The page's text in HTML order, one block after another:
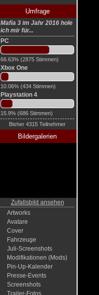
Umfrage
Mafia 3 im Jahr 2016 hole
ich mir für...
PC
66.63% (2875 Stimmen)
Xbox One
10.06% (434 Stimmen)
Playstation 4
15.9% (686 Stimmen)
Bisher 4315 Teilnehmer
Bildergalerien
Zufallsbild ansehen
Artworks
Avatare
Cover
Fahrzeuge
Juli-Screenshots
Modifikationen (Mods)
Pin-Up-Kalender
Presse-Events
Screenshots
Trailer-Fotos